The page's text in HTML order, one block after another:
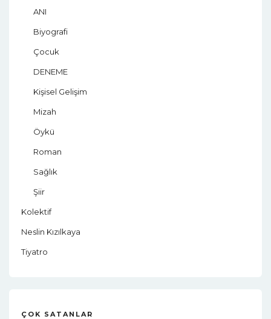
ANI
Biyografi
Çocuk
DENEME
Kişisel Gelişim
Mizah
Öykü
Roman
Sağlık
Şiir
Kolektif
Neslin Kızılkaya
Tiyatro
ÇOK SATANLAR